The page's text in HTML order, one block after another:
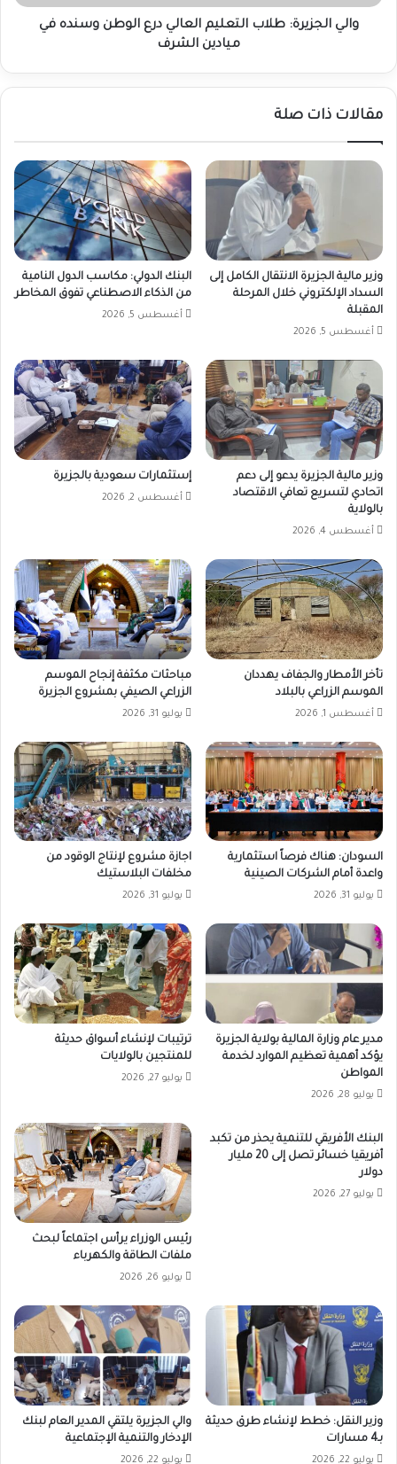
في
ميادينوالي الجزيرة: طلاب التعليم العالي درع الوطن وسنده في
ميادين الشرف
مقالات ذات صلة
وزير مالية الجزيرة الانتقال الكامل إلى
السداد الإلكتروني خلال المرحلة
المقبلة
أغسطس 5, 2026
البنك الدولي: مكاسب الدول النامية
من الذكاء الاصطناعي تفوق المخاطر
أغسطس 5, 2026
وزير مالية الجزيرة يدعو إلى دعم
اتحادي لتسريع تعافي الاقتصاد
بالولاية
أغسطس 4, 2026
إستثمارات سعودية بالجزيرة
أغسطس 2, 2026
تأخر الأمطار والجفاف يهددان
الموسم الزراعي بالبلاد
أغسطس 1, 2026
مباحثات مكثفة إنجاح الموسم
الزراعي الصيفي بمشروع الجزيرة
يوليو 31, 2026
السودان: هناك فرصاً استثمارية
واعدة أمام الشركات الصينية
يوليو 31, 2026
اجازة مشروع لإنتاج الوقود من
مخلفات البلاستيك
يوليو 31, 2026
مدير عام وزارة المالية بولاية الجزيرة
يؤكد أهمية تعظيم الموارد لخدمة
المواطن
يوليو 28, 2026
ترتيبات لإنشاء أسواق حديثة
للمنتجين بالولايات
يوليو 27, 2026
البنك الأفريقي للتنمية يحذر من تكبد
أفريقيا خسائر تصل إلى 20 مليار
دولار
يوليو 27, 2026
رئيس الوزراء يرأس اجتماعاً لبحث
ملفات الطاقة والكهرباء
يوليو 26, 2026
وزير النقل: خطط لإنشاء طرق حديثة
بـ4 مسارات
يوليو 22, 2026
والي الجزيرة يلتقي المدير العام لبنك
الإدخار والتنمية الإجتماعية
يوليو 22, 2026